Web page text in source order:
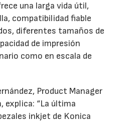
una larga vida útil,
compatibilidad fiable
diferentes tamaños de
de impresión
como en escala de
Product Manager
explica: “La última
inkjet de Konica